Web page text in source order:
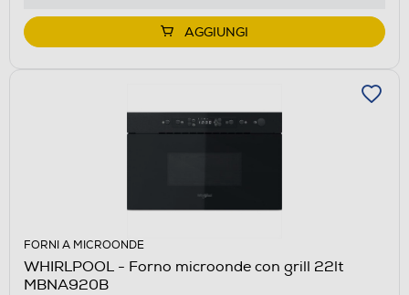
AGGIUNGI
FORNI A MICROONDE
WHIRLPOOL - Forno microonde con grill 22lt
MBNA920B